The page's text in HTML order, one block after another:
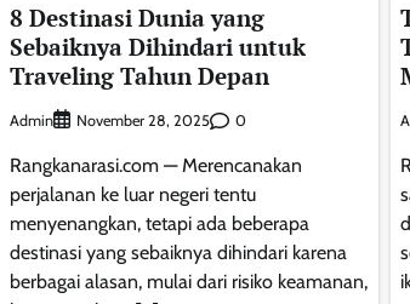
8 Destinasi Dunia yang
Sebaiknya Dihindari untuk
Traveling Tahun Depan
Admin November 28, 2025 0
Rangkanarasi.com — Merencanakan
perjalanan ke luar negeri tentu
menyenangkan, tetapi ada beberapa
destinasi yang sebaiknya dihindari karena
berbagai alasan, mulai dari risiko keamanan,